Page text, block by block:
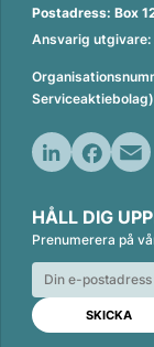
Postadress: Box
Ansvarig utgivare:
Serviceaktiebolag)
n
k
e
d
n
c
e
b
o
o
k
a
i
l
HÅLL DIG
Prenumerera på